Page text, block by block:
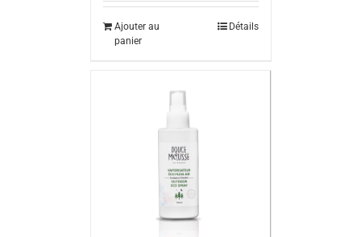
Ajouter au
panier
Détails